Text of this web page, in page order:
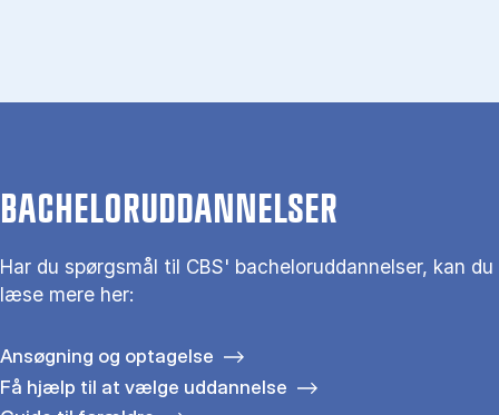
BACHELORUDDANNELSER
Har du spørgsmål til CBS' bacheloruddannelser, kan du
læse mere her:
Ansøgning og optagelse
Få hjælp til at vælge uddannelse